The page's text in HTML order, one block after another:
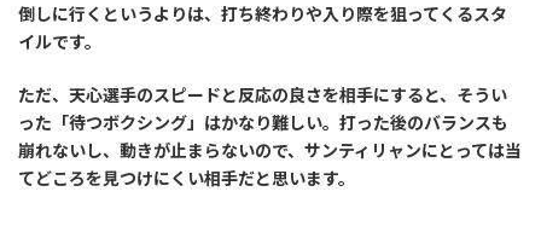
倒しに行くというよりは、打ち終わりや入り際を狙ってくるスタ
イルです。
ただ、天心選手のスピードと反応の良さを相手にすると、そうい
った「待つボクシング」はかなり難しい。打った後のバランスも
崩れないし、動きが止まらないので、サンティリャンにとっては当
てどころを見つけにくい相手だと思います。